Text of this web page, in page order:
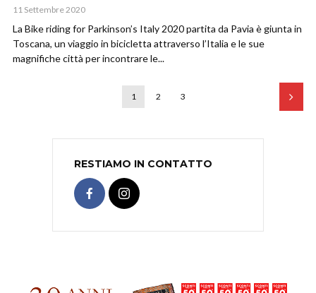
11 Settembre 2020
La Bike riding for Parkinson’s Italy 2020 partita da Pavia è giunta in
Toscana, un viaggio in bicicletta attraverso l’Italia e le sue
magnifiche città per incontrare le...
1 2 3
RESTIAMO IN CONTATTO